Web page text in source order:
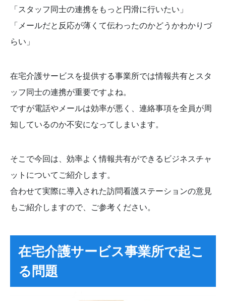
「スタッフ同士の連携をもっと円滑に行いたい」
「メールだと反応が薄くて伝わったのかどうかわかりづ
らい」
在宅介護サービスを提供する事業所では情報共有とスタ
ッフ同士の連携が重要ですよね。
ですが電話やメールは効率が悪く、連絡事項を全員が周
知しているのか不安になってしまいます。
そこで今回は、効率よく情報共有ができるビジネスチャ
ットについてご紹介します。
合わせて実際に導入された訪問看護ステーションの意見
もご紹介しますので、ご参考ください。
在宅介護サービス事業所で起こ
る問題